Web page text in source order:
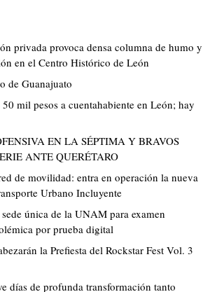
privada provoca densa columna de humo y
en el Centro Histórico de León
de Guanajuato
mil pesos a cuentahabiente en León; hay
EN LA SÉPTIMA Y BRAVOS
ANTE QUERÉTARO
de movilidad: entra en operación la nueva
Urbano Incluyente
única de la UNAM para examen
por prueba digital
la Prefiesta del Rockstar Fest Vol. 3
días de profunda transformación tanto